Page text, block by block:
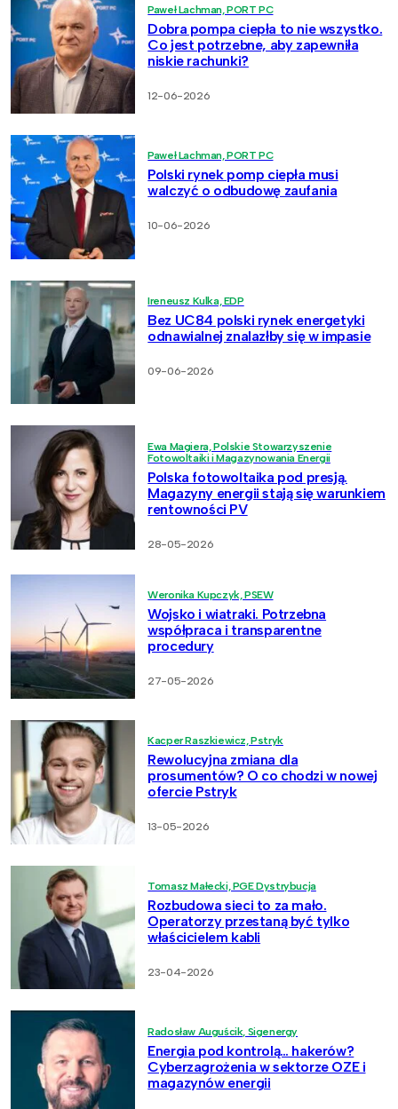
Paweł Lachman, PORT PC
Dobra pompa ciepła to nie wszystko.
Co jest potrzebne, aby zapewniła
niskie rachunki?
12-06-2026
Paweł Lachman, PORT PC
Polski rynek pomp ciepła musi
walczyć o odbudowę zaufania
10-06-2026
Ireneusz Kulka, EDP
Bez UC84 polski rynek energetyki
odnawialnej znalazłby się w impasie
09-06-2026
Ewa Magiera, Polskie Stowarzyszenie
Fotowoltaiki i Magazynowania Energii
Polska fotowoltaika pod presją.
Magazyny energii stają się warunkiem
rentowności PV
28-05-2026
Weronika Kupczyk, PSEW
Wojsko i wiatraki. Potrzebna
współpraca i transparentne
procedury
27-05-2026
Kacper Raszkiewicz, Pstryk
Rewolucyjna zmiana dla
prosumentów? O co chodzi w nowej
ofercie Pstryk
13-05-2026
Tomasz Małecki, PGE Dystrybucja
Rozbudowa sieci to za mało.
Operatorzy przestaną być tylko
właścicielem kabli
23-04-2026
Radosław Auguścik, Sigenergy
Energia pod kontrolą… hakerów?
Cyberzagrożenia w sektorze OZE i
magazynów energii